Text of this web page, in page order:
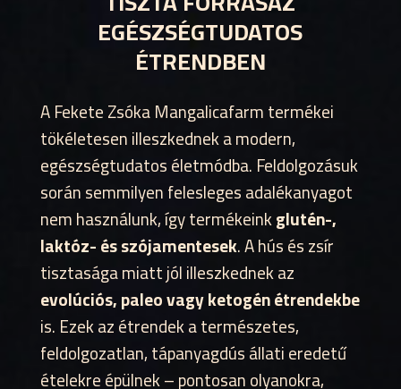
EGÉSZSÉGTUDATOS
ÉTRENDBEN
A Fekete Zsóka Mangalicafarm termékei
tökéletesen illeszkednek a modern,
egészségtudatos életmódba. Feldolgozásuk
során semmilyen felesleges adalékanyagot
nem használunk, így termékeinkglutén-,
laktóz- és szójamentesek. A hús és zsír
tisztasága miatt jól illeszkednek az
evolúciós, paleo vagy ketogén étrendekbe
is. Ezek az étrendek a természetes,
feldolgozatlan, tápanyagdús állati eredetű
ételekre épülnek – pontosan olyanokra,